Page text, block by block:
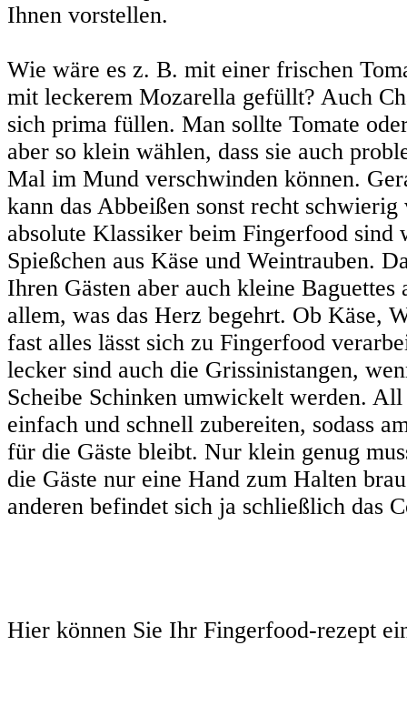
Ihnen vorstellen.
Wie wäre es z. B. mit einer frischen
mit leckerem Mozarella gefüllt? Auch
sich prima füllen. Man sollte Tomate
aber so klein wählen, dass sie auch
Mal im Mund verschwinden können.
kann das Abbeißen sonst recht
absolute Klassiker beim Fingerfood sind
Spießchen aus Käse und Weintrauben.
Ihren Gästen aber auch kleine Baguettes
allem, was das Herz begehrt. Ob Käse,
fast alles lässt sich zu Fingerfood
lecker sind auch die Grissinistangen,
Scheibe Schinken umwickelt werden. All
einfach und schnell zubereiten, sodass
für die Gäste bleibt. Nur klein genug
die Gäste nur eine Hand zum Halten
anderen befindet sich ja schließlich das
Hier können Sie Ihr Fingerfood-rezept